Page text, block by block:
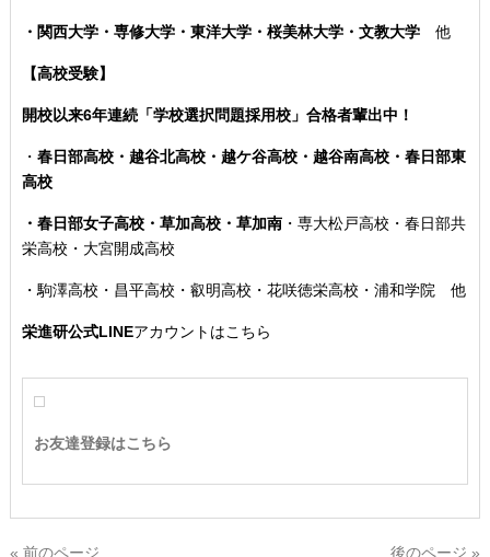
・関西大学・専修大学・東洋大学・桜美林大学・文教大学 他
【高校受験】
開校以来6年連続「学校選択問題採用校」合格者輩出中！
・ 春日部高校・越谷北高校・越ケ谷高校・越谷南高校・春日部東
高校
・春日部女子高校・草加高校・草加南・専大松戸高校 ・春日部共
栄高校・大宮開成高校
・駒澤高校・昌平高校・叡明高校・花咲徳栄高校・浦和学院 他
栄進研公式LINEアカウントはこちら
お友達登録はこちら
« 前のページ 後のページ »